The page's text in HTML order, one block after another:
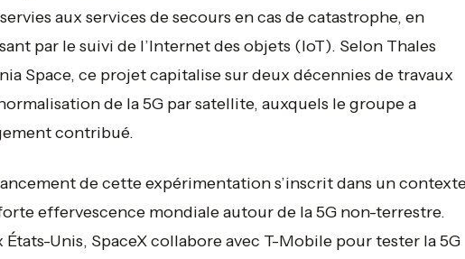
aux services de secours en cas de catastrophe, en
par le suivi de l’Internet des objets (IoT). Selon Thales
Space, ce projet capitalise sur deux décennies de travaux
de la 5G par satellite, auxquels le groupe a
contribué.
de cette expérimentation s’inscrit dans un
effervescence mondiale autour de la 5G non-terrestre.
États-Unis, SpaceX collabore avec T-Mobile pour tester la 5G